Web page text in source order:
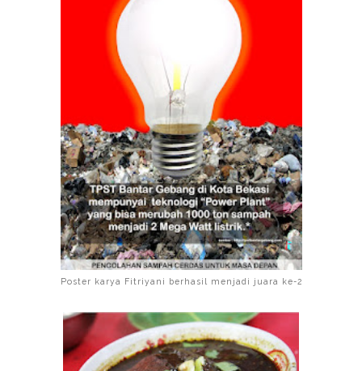
Poster karya Fitriyani berhasil menjadi juara ke-2